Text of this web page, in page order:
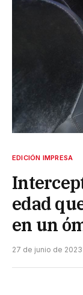
EDICIÓN IMPRESA
edad
en un
27 de junio de 2023